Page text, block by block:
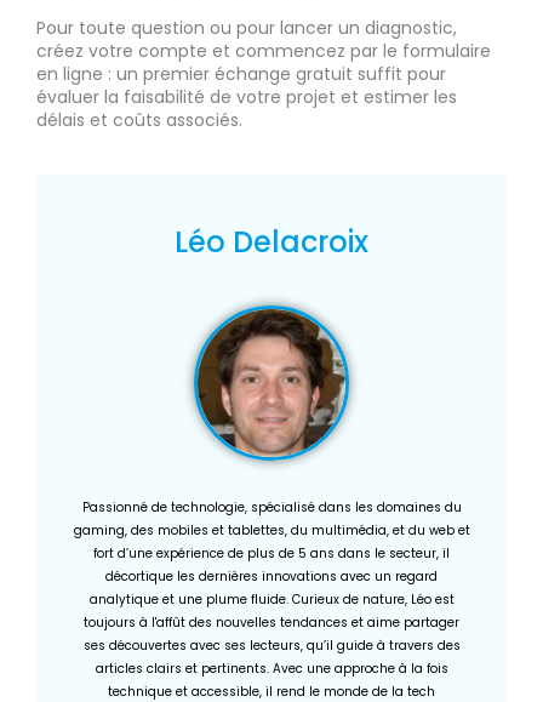
Pour toute question ou pour lancer un diagnostic,
créez votre compte et commencez par le formulaire
en ligne : un premier échange gratuit suffit pour
évaluer la faisabilité de votre projet et estimer les
délais et coûts associés.
Léo Delacroix
Passionné de technologie, spécialisé dans les domaines du
gaming, des mobiles et tablettes, du multimédia, et du web et
fort d’une expérience de plus de 5 ans dans le secteur, il
décortique les dernières innovations avec un regard
analytique et une plume fluide. Curieux de nature, Léo est
toujours à l'affût des nouvelles tendances et aime partager
ses découvertes avec ses lecteurs, qu’il guide à travers des
articles clairs et pertinents. Avec une approche à la fois
technique et accessible, il rend le monde de la tech